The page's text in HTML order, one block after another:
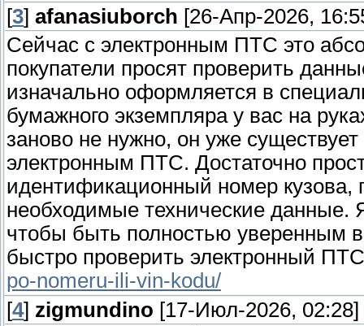
[3] afanasiuborch [26-Апр-2026,
Сейчас с электронным ПТС это
покупатели просят проверить
изначально оформляется в
бумажного экземпляра у вас на
заново не нужно, он уже
электронным ПТС. Достаточно
идентификационный номер кузова,
необходимые технические данные.
чтобы быть полностью уверенным
быстро проверить электронный
po-nomeru-ili-vin-kodu/
[4] zigmundino [17-Июл-2026, 02:28]